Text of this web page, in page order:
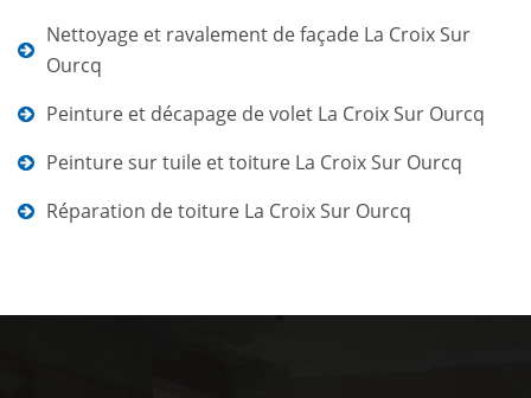
Nettoyage et ravalement de façade La Croix Sur
Ourcq
Peinture et décapage de volet La Croix Sur Ourcq
Peinture sur tuile et toiture La Croix Sur Ourcq
Réparation de toiture La Croix Sur Ourcq